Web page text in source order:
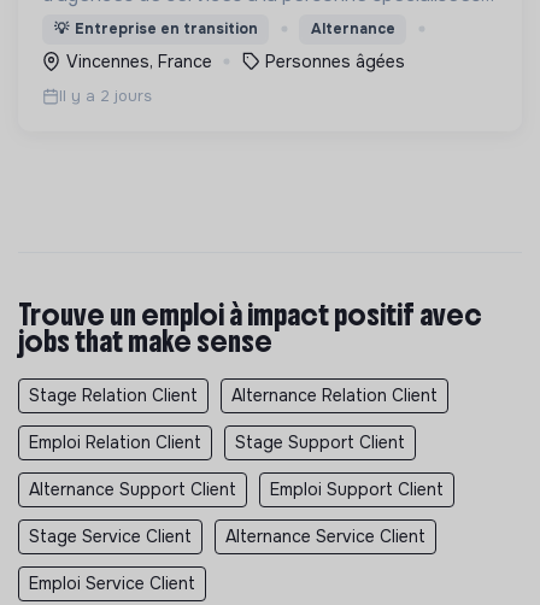
dans l'aide à domicile pour les personnes âgées.
💡 Entreprise en transition Alternance
Vincennes, France Personnes âgées
Il y a 2 jours
Trouve un emploi à impact positif avec
jobs that make sense
Stage Relation Client Alternance Relation Client
Emploi Relation Client Stage Support Client
Alternance Support Client Emploi Support Client
Stage Service Client Alternance Service Client
Emploi Service Client